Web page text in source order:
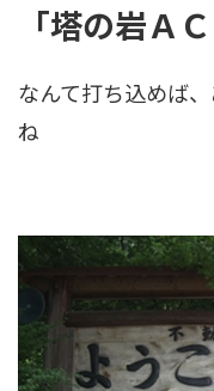
「塔の岩Ａ
なんて打ち込めば
ね